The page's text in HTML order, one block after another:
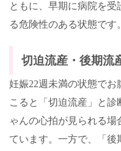
ともに、早期に病院を
る危険性のある状態です。
切迫流産・後期流
妊娠22週未満の状態でお
こると「切迫流産」と
ゃんの心拍が見られる
ています。一方で、「後